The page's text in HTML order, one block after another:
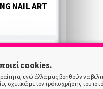
NAIL ART
cookies.
ενώ άλλα μας βοηθούν να
σχετικά με τον τρόπο χρήσης του